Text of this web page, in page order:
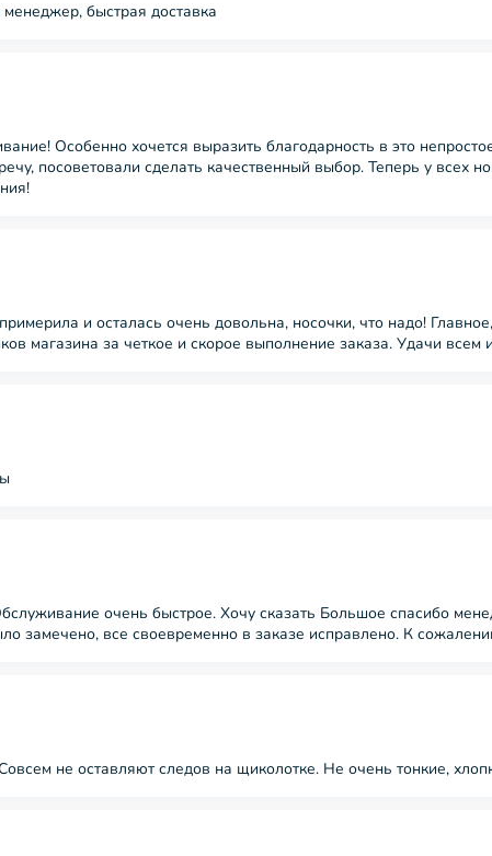
быстрая доставка
Особенно хочется выразить благодарность в это
посоветовали сделать качественный выбор. Теперь у всех
и осталась очень довольна, носочки, что надо!
магазина за четкое и скорое выполнение заказа. Удачи всем
очень быстрое. Хочу сказать Большое спасибо
замечено, все своевременно в заказе исправлено. К
не оставляют следов на щиколотке. Не очень тонкие,